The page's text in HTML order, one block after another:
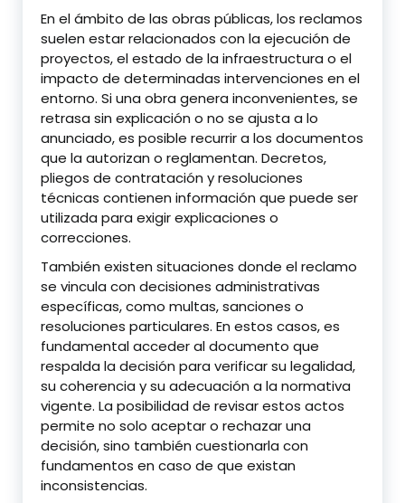
En el ámbito de las obras públicas, los reclamos
suelen estar relacionados con la ejecución de
proyectos, el estado de la infraestructura o el
impacto de determinadas intervenciones en el
entorno. Si una obra genera inconvenientes, se
retrasa sin explicación o no se ajusta a lo
anunciado, es posible recurrir a los documentos
que la autorizan o reglamentan. Decretos,
pliegos de contratación y resoluciones
técnicas contienen información que puede ser
utilizada para exigir explicaciones o
correcciones.
También existen situaciones donde el reclamo
se vincula con decisiones administrativas
específicas, como multas, sanciones o
resoluciones particulares. En estos casos, es
fundamental acceder al documento que
respalda la decisión para verificar su legalidad,
su coherencia y su adecuación a la normativa
vigente. La posibilidad de revisar estos actos
permite no solo aceptar o rechazar una
decisión, sino también cuestionarla con
fundamentos en caso de que existan
inconsistencias.